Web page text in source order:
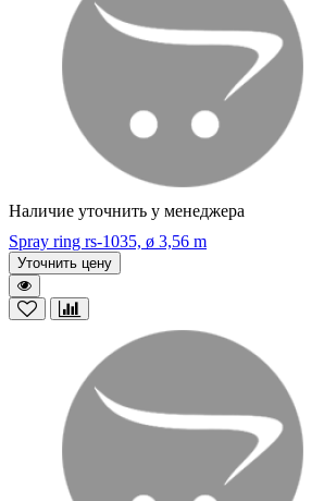
Наличие уточнить у менеджера
Spray ring rs-1035, ø 3,56 m
Уточнить цену